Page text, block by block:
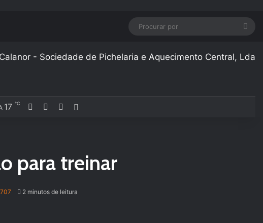
17 ℃ FacebookYouTubeInstagram
para treinar
707 2 minutos de leitura